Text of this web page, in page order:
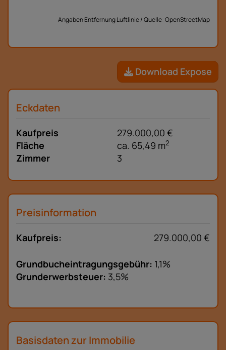
Angaben Entfernung Luftlinie / Quelle: OpenStreetMap
Download Expose
Eckdaten
Kaufpreis
279.000,00 €
Fläche
ca. 65,49 m2
Zimmer 3
Preisinformation
Kaufpreis: 279.000,00 €
Grundbucheintragungsgebühr: 1,1%
Grunderwerbsteuer: 3,5%
Basisdaten zur Immobilie